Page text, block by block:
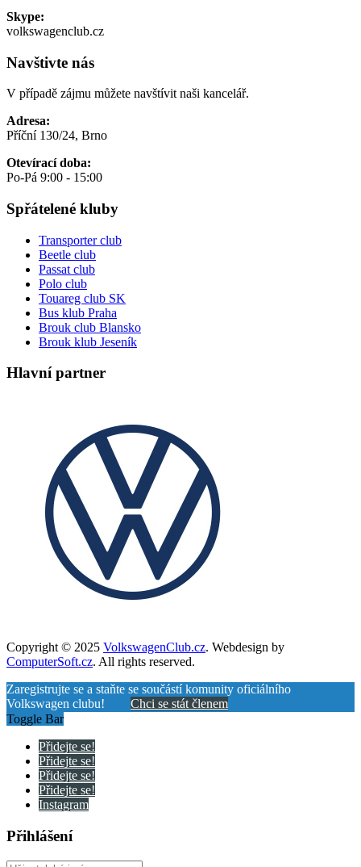
Skype:
volkswagenclub.cz
Navštivte nás
V případě zájmu můžete navštívit naši kancelář.
Adresa:
Příční 130/24, Brno
Otevírací doba:
Po-Pá 9:00 - 15:00
Spřátelené kluby
Transporter club
Beetle club
Passat club
Polo club
Touareg club SK
Bus klub Praha
Brouk club Blansko
Brouk klub Jeseník
Hlavní partner
Copyright © 2025 VolkswagenClub.cz. Webdesign by
ComputerSoft.cz. All rights reserved.
Zaregistrujte se a staňte se součástí komunity oficiálního
Volkswagen clubu! Chci se stát členem
Toggle Bar
Přidejte se!
Přidejte se!
Přidejte se!
Přidejte se!
Instagram
Přihlášení